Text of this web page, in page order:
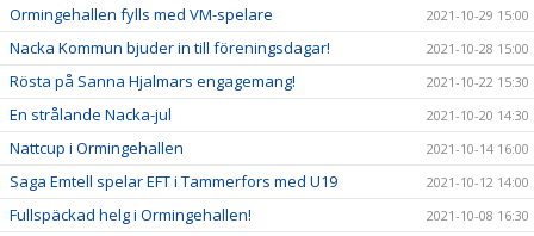
Ormingehallen fylls med VM-spelare 2021-10-29 15:00
Nacka Kommun bjuder in till föreningsdagar! 2021-10-28 15:00
Rösta på Sanna Hjalmars engagemang! 2021-10-22 15:30
En strålande Nacka-jul 2021-10-20 14:30
Nattcup i Ormingehallen 2021-10-14 16:00
Saga Emtell spelar EFT i Tammerfors med U19 2021-10-12 14:00
Fullspäckad helg i Ormingehallen! 2021-10-08 16:30